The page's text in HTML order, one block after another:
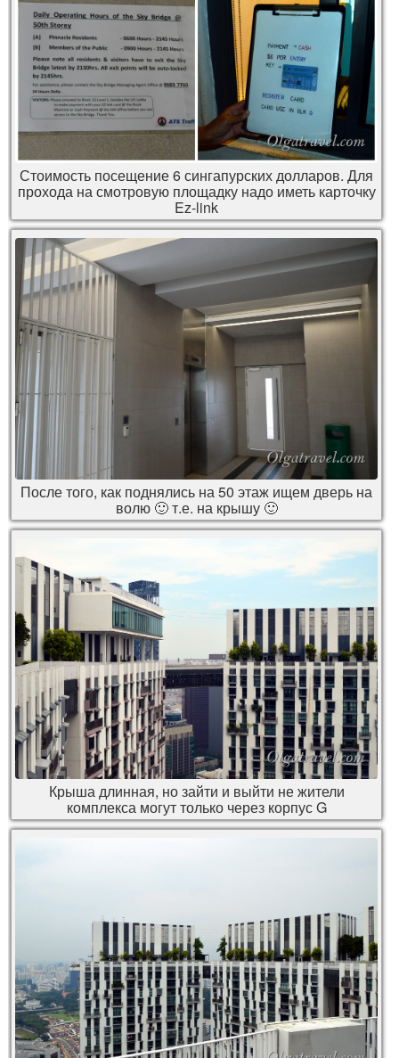
Стоимость посещение 6 сингапурских долларов. Для
прохода на смотровую площадку надо иметь карточку
Ez-link
После того, как поднялись на 50 этаж ищем дверь на
волю 🙂 т.е. на крышу 🙂
Крыша длинная, но зайти и выйти не жители
комплекса могут только через корпус G